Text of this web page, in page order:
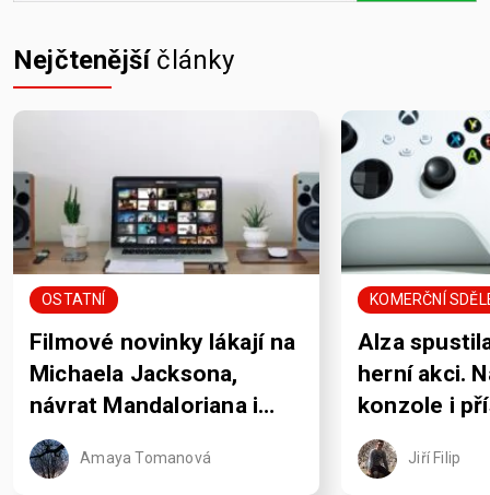
Nejčtenějšíčlánky
OSTATNÍ
Filmové novinky lákají na
Michaela Jacksona,
návrat Mandaloriana i
pořádně krvavou Jane
Austenovou
Amaya Tomanová
KOMERČNÍ
Alza
herní akci.
konzole i
rozdává
Jiří Filip